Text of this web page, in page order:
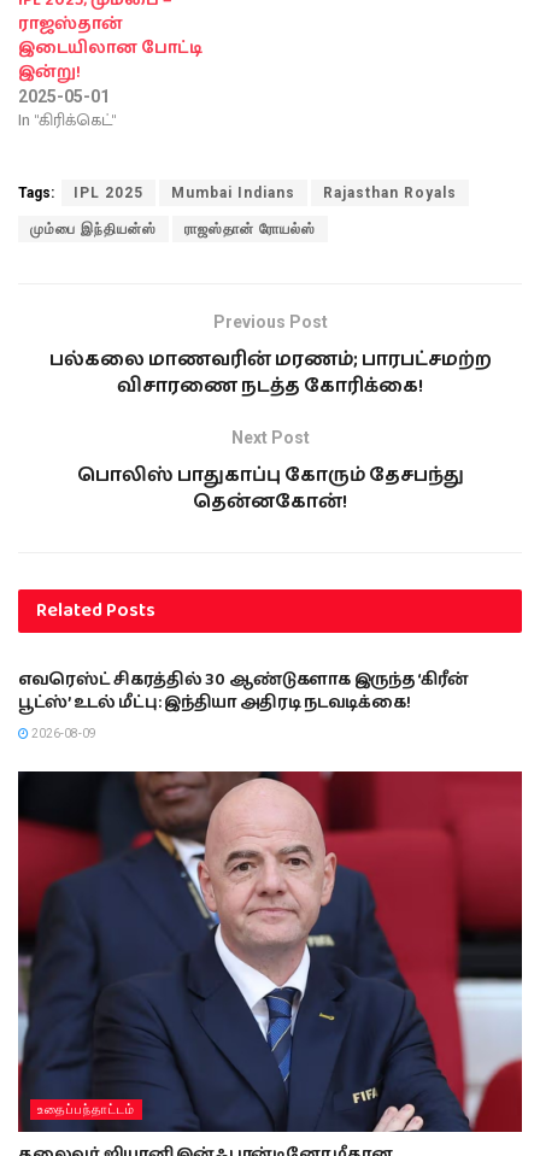
ராஜஸ்தான்
இடையிலான போட்டி
இன்று!
2025-05-01
In "கிரிக்கெட்"
Tags: IPL 2025 Mumbai Indians Rajasthan Royals
மும்பை இந்தியன்ஸ் ராஜஸ்தான் ரோயல்ஸ்
Previous Post
பல்கலை மாணவரின் மரணம்; பாரபட்சமற்ற
விசாரணை நடத்த கோரிக்கை!
Next Post
பொலிஸ் பாதுகாப்பு கோரும் தேசபந்து
தென்னகோன்!
RelatedPosts
இந்தியா
எவரெஸ்ட் சிகரத்தில் 30 ஆண்டுகளாக இருந்த ‘கிரீன்
பூட்ஸ்’ உடல் மீட்பு: இந்தியா அதிரடி நடவடிக்கை!
2026-08-09
உதைப்பந்தாட்டம்